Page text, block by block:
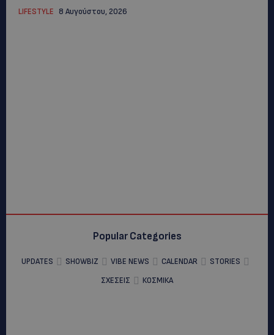
LIFESTYLE 8 Αυγούστου, 2026
Popular Categories
UPDATES SHOWBIZ VIBE NEWS CALENDAR
STORIES
ΣΧΕΣΕΙΣ
ΚΟΣΜΙΚΑ